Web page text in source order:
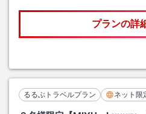
プランの詳
るるぶトラベルプラン ネット限